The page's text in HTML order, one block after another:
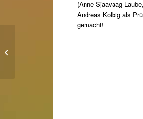
(Anne Sjaavaag-
Andreas Kolbig als
gemacht!